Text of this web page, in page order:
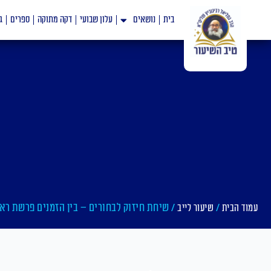
בית נושאים עלון שבועי דקה מתוקה ספרים
עמוד הבית / שיעור לייב / שיחת חיזוק לבחורים – בין הזמנים פרשת